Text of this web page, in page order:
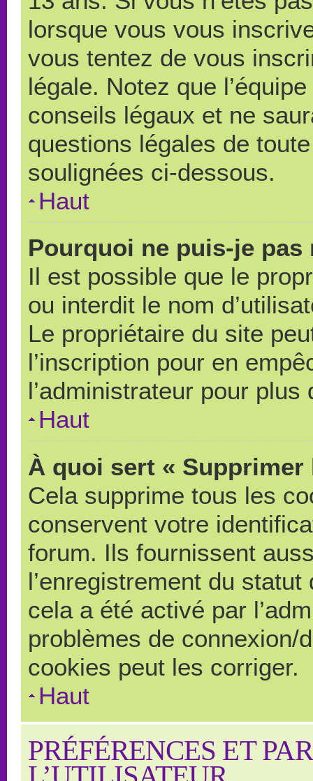
lorsque vous vous
vous tentez de vous
légale. Notez que
conseils légaux et ne
questions légales de
soulignées ci-dessous.
Haut
Pourquoi ne puis-je pas
Il est possible que le
ou interdit le nom
Le propriétaire du site
l’inscription pour en
l’administrateur pour
Haut
À quoi sert «
Cela supprime tous les
conservent votre
forum. Ils fournissent
l’enregistrement du
cela a été activé par
problèmes de connexion/
cookies peut les corriger.
Haut
PRÉFÉRENCES ET